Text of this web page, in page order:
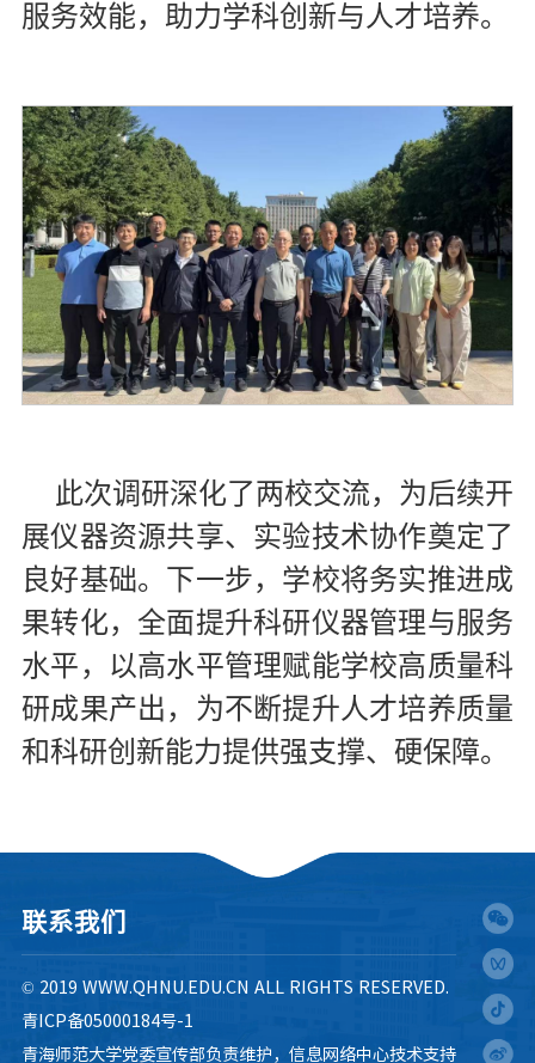
服务效能，助力学科创新与人才培养。
此次调研深化了两校交流，为后续开
展仪器资源共享、实验技术协作奠定了
良好基础。下一步，学校将务实推进成
果转化，全面提升科研仪器管理与服务
水平，以高水平管理赋能学校高质量科
研成果产出，为不断提升人才培养质量
和科研创新能力提供强支撑、硬保障。
联系我们
© 2019 WWW.QHNU.EDU.CN ALL RIGHTS RESERVED.
青ICP备05000184号-1
青海师范大学党委宣传部负责维护，信息网络中心技术支持